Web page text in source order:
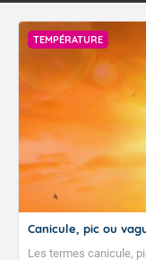
TEMPÉRATURE
Canicule, pic ou
Les termes canicule,